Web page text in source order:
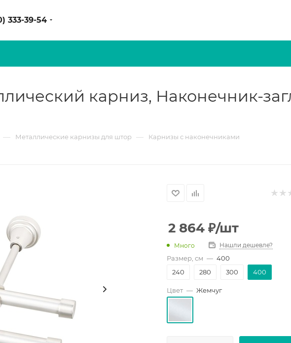
333-39-54
карниз, Наконечник-
— Металлические карнизы для штор — Карнизы с наконечниками
2 864 ₽/шт
Много Нашли дешевле?
Размер, см — 400
240
280 300 400
Цвет — Жемчуг